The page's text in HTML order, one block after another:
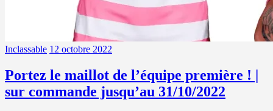
Inclassable 12 octobre 2022
Portez le maillot de l’équipe première ! |
sur commande jusqu’au 31/10/2022